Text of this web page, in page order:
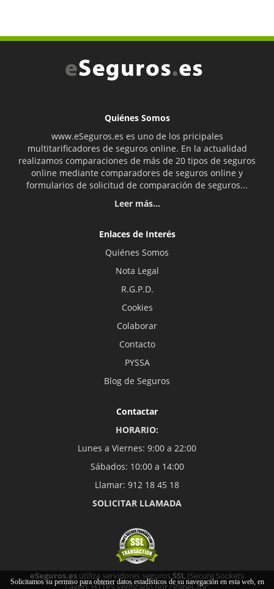
Quiénes Somos
www.eSeguros.es es uno de los pricipales
multitarificadores de seguros online. En la actualidad
realizamos comparaciones de más de 20 tipos de seguros
online mediante comparadores de seguros online y
formularios de solicitud de comparación de seguros...
Leer más...
Enlaces de Interés
Quiénes Somos
Nota Legal
R.G.P.D.
Cookies
Colaborar
Contacto
PYSSA
Blog de Seguros
Contactar
HORARIO:
Lunes a Viernes: 9:00 a 22:00
Sábados: 10:00 a 14:00
Llamar: 912 18 45 18
SOLICITAR LLAMADA
eSeguros.es utiliza servidores seguros SSL(Secure Sockets
Layer), HTTPS verificado por cPanel, Inc.
Solicitamos su permiso para obtener datos estadísticos de su navegación en esta web, en